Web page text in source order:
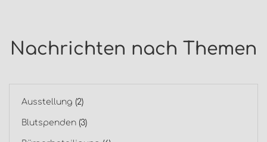
Nachrichten nach Themen
Ausstellung (2)
Blutspenden (3)